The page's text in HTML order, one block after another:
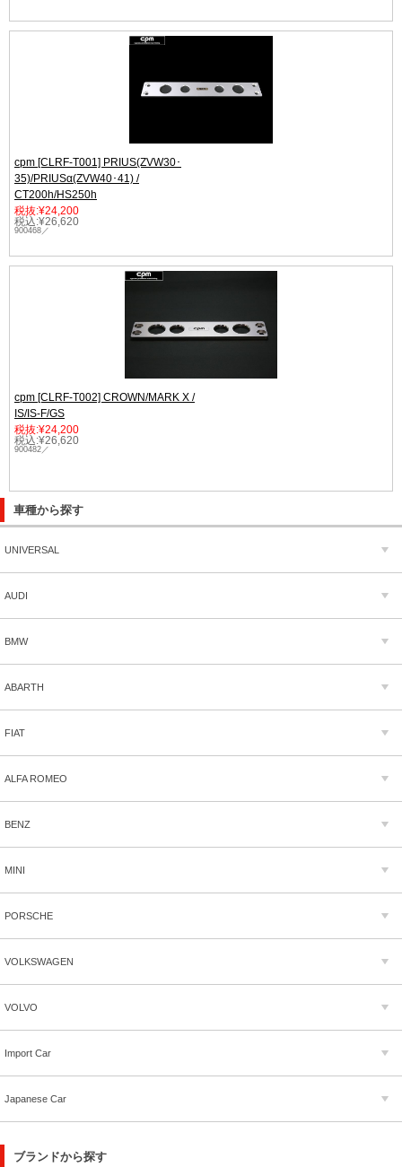
cpm [CLRF-T001] PRIUS(ZVW30･
35)/PRIUSα(ZVW40･41) /
CT200h/HS250h
税抜:¥24,200
税込:¥26,620
900468／
cpm [CLRF-T002] CROWN/MARK X /
IS/IS-F/GS
税抜:¥24,200
税込:¥26,620
900482／
車種から探す
UNIVERSAL
AUDI
BMW
ABARTH
FIAT
ALFA ROMEO
BENZ
MINI
PORSCHE
VOLKSWAGEN
VOLVO
Import Car
Japanese Car
ブランドから探す